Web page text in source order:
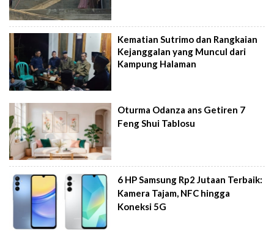
Kematian Sutrimo dan Rangkaian
Kejanggalan yang Muncul dari
Kampung Halaman
Oturma Odanza ans Getiren 7
Feng Shui Tablosu
6 HP Samsung Rp2 Jutaan Terbaik:
Kamera Tajam, NFC hingga
Koneksi 5G